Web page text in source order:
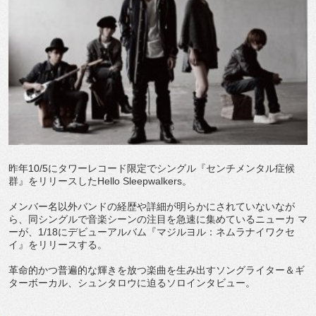
昨年10/5にタワーレコード限定でシングル『センチメンタル症候
群』をリリースしたHello Sleepwalkers。
メンバー名以外バンドの経歴や詳細が明らかにされていないなが
ら、同シングルで音楽シーンの注目を急速に集めているニューカ マ
ーが、1/18にデビューアルバム『マジルヨル：ネムラナイワクセ
イ』をリリースする。
革命的かつ普遍的な輝きを放つ楽曲を生み出すソングライター＆ギ
ターボーカル、シュンタロウに迫るソロインタビュー。